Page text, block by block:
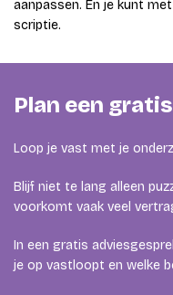
aanpassen. En je kunt
scriptie.
Plan een
Loop je vast met je
Blijf niet te lang alleen
voorkomt vaak veel
In een gratis
je op vastloopt en welke